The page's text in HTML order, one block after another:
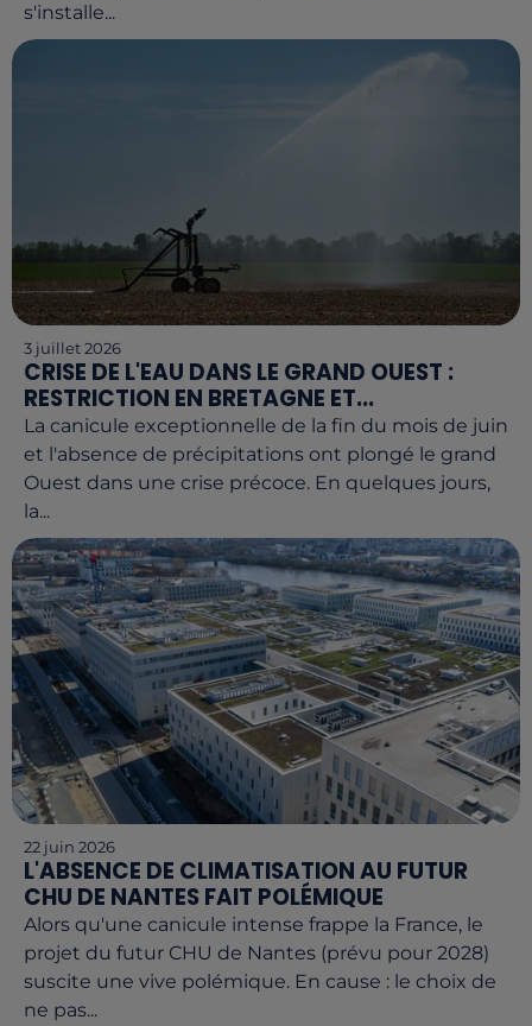
s'installe...
3 juillet 2026
CRISE DE L'EAU DANS LE GRAND OUEST :
RESTRICTION EN BRETAGNE ET...
La canicule exceptionnelle de la fin du mois de juin
et l'absence de précipitations ont plongé le grand
Ouest dans une crise précoce. En quelques jours,
la...
22 juin 2026
L'ABSENCE DE CLIMATISATION AU FUTUR
CHU DE NANTES FAIT POLÉMIQUE
Alors qu'une canicule intense frappe la France, le
projet du futur CHU de Nantes (prévu pour 2028)
suscite une vive polémique. En cause : le choix de
ne pas...